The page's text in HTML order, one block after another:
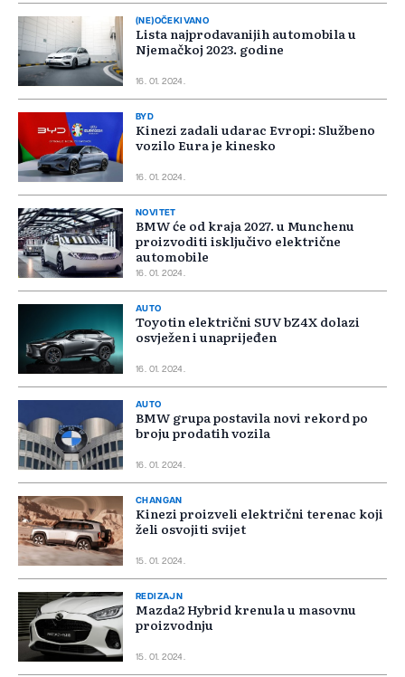
(NE)OČEKIVANO
Lista najprodavanijih automobila u
Njemačkoj 2023. godine
16. 01. 2024.
BYD
Kinezi zadali udarac Evropi: Službeno
vozilo Eura je kinesko
16. 01. 2024.
NOVITET
BMW će od kraja 2027. u Munchenu
proizvoditi isključivo električne
automobile
16. 01. 2024.
AUTO
Toyotin električni SUV bZ4X dolazi
osvježen i unaprijeđen
16. 01. 2024.
AUTO
BMW grupa postavila novi rekord po
broju prodatih vozila
16. 01. 2024.
CHANGAN
Kinezi proizveli električni terenac koji
želi osvojiti svijet
15. 01. 2024.
REDIZAJN
Mazda2 Hybrid krenula u masovnu
proizvodnju
15. 01. 2024.